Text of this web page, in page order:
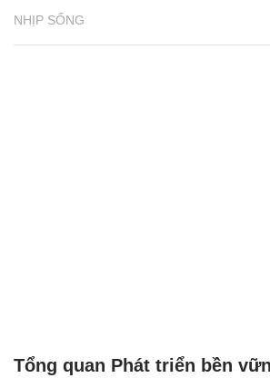
NHỊP SỐNG
Tổng quan Phát triển bền